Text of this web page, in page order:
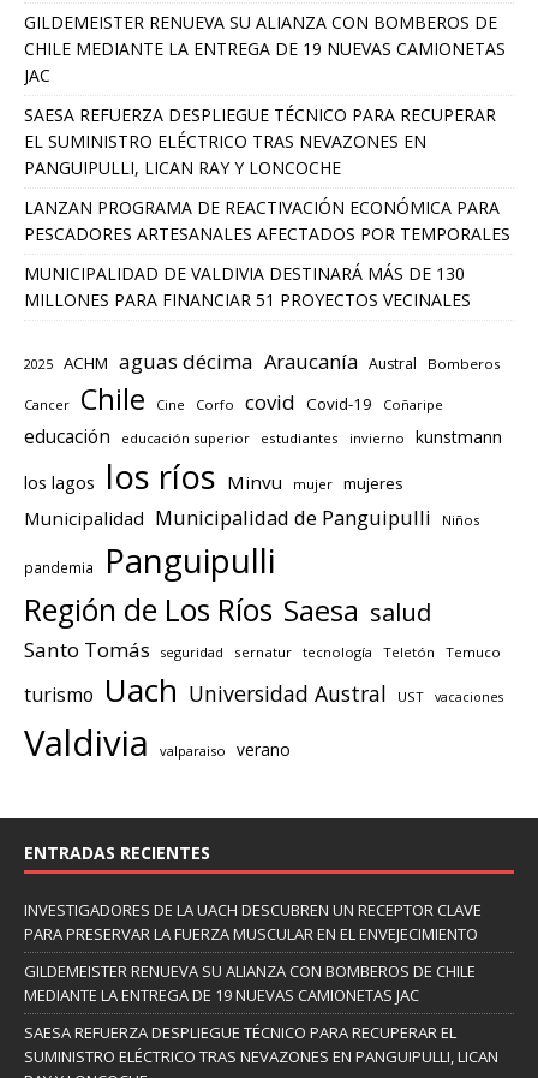
GILDEMEISTER RENUEVA SU ALIANZA CON BOMBEROS DE
CHILE MEDIANTE LA ENTREGA DE 19 NUEVAS CAMIONETAS
JAC
SAESA REFUERZA DESPLIEGUE TÉCNICO PARA RECUPERAR
EL SUMINISTRO ELÉCTRICO TRAS NEVAZONES EN
PANGUIPULLI, LICAN RAY Y LONCOCHE
LANZAN PROGRAMA DE REACTIVACIÓN ECONÓMICA PARA
PESCADORES ARTESANALES AFECTADOS POR TEMPORALES
MUNICIPALIDAD DE VALDIVIA DESTINARÁ MÁS DE 130
MILLONES PARA FINANCIAR 51 PROYECTOS VECINALES
2025 ACHM aguas décima Araucanía Austral Bomberos
Cancer Chile Cine Corfo covid Covid-19 Coñaripe
educación educación superior estudiantes invierno kunstmann
los lagos los ríos Minvu mujer mujeres
Municipalidad Municipalidad de Panguipulli Niños
pandemia Panguipulli
Región de Los Ríos Saesa salud
Santo Tomás seguridad sernatur tecnología Teletón Temuco
turismo Uach Universidad Austral UST vacaciones
Valdivia valparaiso verano
ENTRADAS RECIENTES
INVESTIGADORES DE LA UACH DESCUBREN UN RECEPTOR CLAVE
PARA PRESERVAR LA FUERZA MUSCULAR EN EL ENVEJECIMIENTO
GILDEMEISTER RENUEVA SU ALIANZA CON BOMBEROS DE CHILE
MEDIANTE LA ENTREGA DE 19 NUEVAS CAMIONETAS JAC
SAESA REFUERZA DESPLIEGUE TÉCNICO PARA RECUPERAR EL
SUMINISTRO ELÉCTRICO TRAS NEVAZONES EN PANGUIPULLI, LICAN